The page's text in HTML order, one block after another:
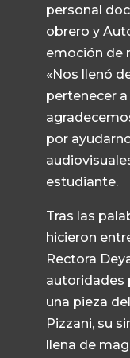
personal
obrero y
emoción de
«Nos llenó
pertenecer
por
estudiante.
Tras las
hicieron
Rectora
autoridades
una pieza
Pizzani, su
llena de